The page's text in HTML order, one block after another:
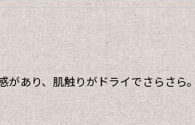
あり、肌触りがドライでさらさら。